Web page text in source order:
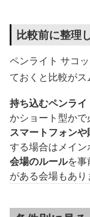
比較前に整理
ペンライト サコ
ておくと比較がス
持ち込むペンラ
かショート型かで
スマートフォン
する場合はメイン
会場のルールを事
がある会場もあり